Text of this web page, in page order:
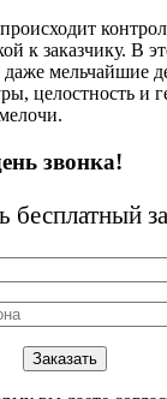
к заказчику. В
мельчайшие
целостность и
звонка!
бесплатный